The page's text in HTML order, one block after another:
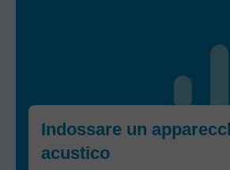
Indossare un
acustico